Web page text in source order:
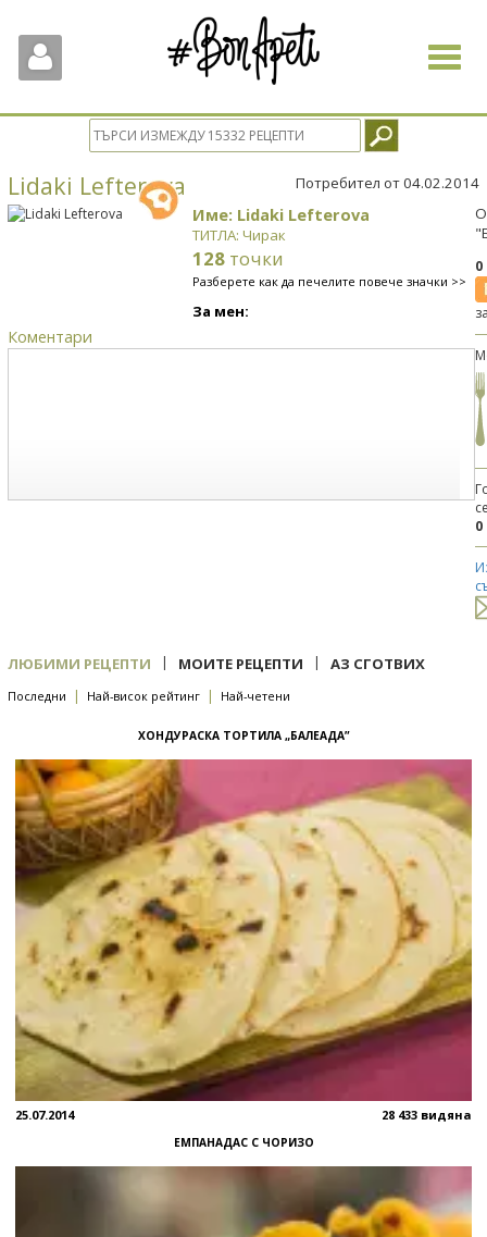
Toggle
Lidaki Lefterova Потребител от 04.02.2014
Име: Lidaki Lefterova
ТИТЛА: Чирак
128 точки
Разберете как да печелите повече значки >>
За мен:
Коментари
0
ЛЮБИМИ РЕЦЕПТИ | МОИТЕ РЕЦЕПТИ | АЗ СГОТВИХ
Последни | Най-висок рейтинг | Най-четени
ХОНДУРАСКА ТОРТИЛА „БАЛЕАДА”
25.07.2014 28 433 видяна
ЕМПАНАДАС С ЧОРИЗО